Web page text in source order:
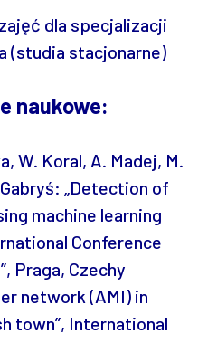
dla specjalizacji
(studia stacjonarne)
naukowe:
W. Koral, A. Madej, M.
„Detection of
machine learning
Conference
Praga, Czechy
network (AMI) in
town”, International